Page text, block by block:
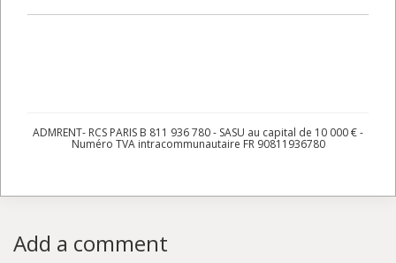
ADMRENT- RCS PARIS B 811 936 780 - SASU au capital de 10 000 € -
Numéro TVA intracommunautaire FR 90811936780
Add a comment